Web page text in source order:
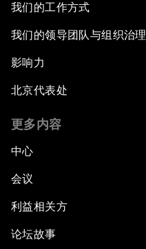
我们的工作方式
我们的领导团队与组织治理
影响力
北京代表处
更多内容
中心
会议
利益相关方
论坛故事